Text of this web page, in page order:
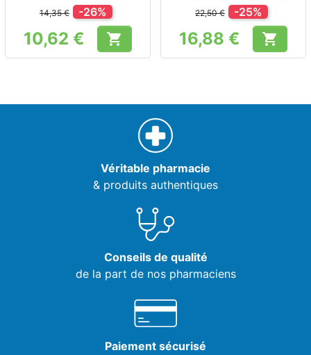
14,35 € -26%
Prix
10,62 € 
22,50 € -25%
Prix
16,88 € 
Véritable pharmacie
& produits authentiques
Conseils de qualité
de la part de nos pharmaciens
Paiement sécurisé